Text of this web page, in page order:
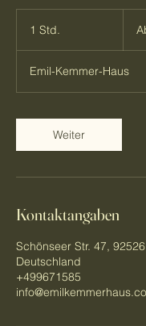
1 Std.
d
Euro
Emil-Kemmer-Haus
Weiter
Kontaktangaben
Schönseer Str. 47,
Deutschland
+499671585